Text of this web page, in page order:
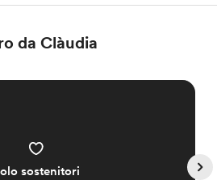
da Clàudia
sostenitori